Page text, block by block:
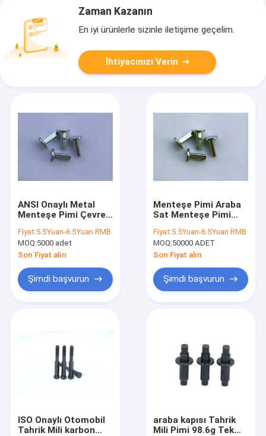
Zaman Kazanın
En iyi ürünlerle sizinle iletişime geçelim.
İhtiyacınızı Verin
ANSI Onaylı Metal
Menteşe Pimi Çevre
kaplama 15x2mm
Fiyat:5.5Yuan-6.5Yuan RMB
MOQ:5000 adet
Son Fiyat alın
Şimdi başvurun
Menteşe Pimi Araba
Sat Menteşe Pimi
Koltuğu Menteşe
Pimi Soğuk Başlık Mil
Pimi Soğuk dövme
Mil Pimi
Fiyat:5.5Yuan-6.5Yuan RMB
MOQ:50000 ADET
Son Fiyat alın
Şimdi başvurun
ISO Onaylı Otomobil
Tahrik Mili karbon
araba kapısı Tahrik
Mili Pimi 98.6g Tek